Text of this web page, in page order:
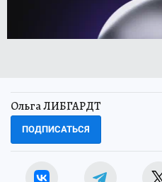
Ольга ЛИБГАРДТ
ПОДПИСАТЬСЯ